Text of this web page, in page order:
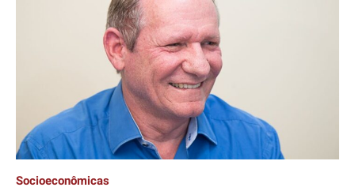
Socioeconômicas